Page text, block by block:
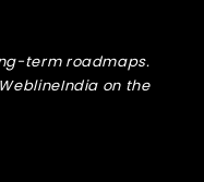
term roadmaps.
on the